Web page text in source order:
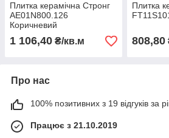
Плитка керамічна Стронг
АЕ01N800.126
Коричневий
1 106,40 ₴/кв.м
Плитка
808,80
Про нас
100% позитивних з 19 відгуків за
Працює з 21.10.2019